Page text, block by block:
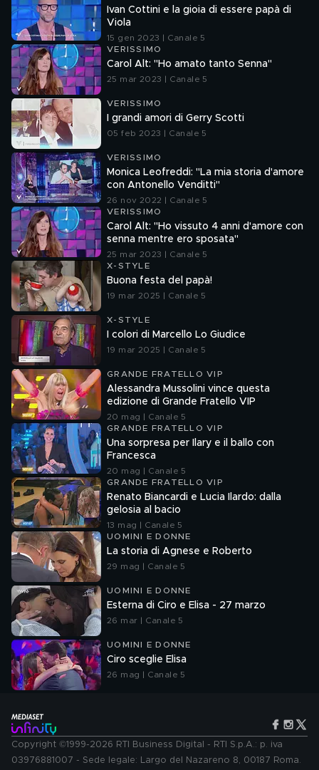
Ivan Cottini e la gioia di essere papà di
Viola
15 gen 2023 | Canale 5
VERISSIMO
Carol Alt: "Ho amato tanto Senna"
25 mar 2023 | Canale 5
VERISSIMO
I grandi amori di Gerry Scotti
05 feb 2023 | Canale 5
VERISSIMO
Monica Leofreddi: "La mia storia d'amore
con Antonello Venditti"
26 nov 2022 | Canale 5
VERISSIMO
Carol Alt: "Ho vissuto 4 anni d'amore con
senna mentre ero sposata"
25 mar 2023 | Canale 5
X-STYLE
Buona festa del papà!
19 mar 2025 | Canale 5
X-STYLE
I colori di Marcello Lo Giudice
19 mar 2025 | Canale 5
GRANDE FRATELLO VIP
Alessandra Mussolini vince questa
edizione di Grande Fratello VIP
20 mag | Canale 5
GRANDE FRATELLO VIP
Una sorpresa per Ilary e il ballo con
Francesca
20 mag | Canale 5
GRANDE FRATELLO VIP
Renato Biancardi e Lucia Ilardo: dalla
gelosia al bacio
13 mag | Canale 5
UOMINI E DONNE
La storia di Agnese e Roberto
29 mag | Canale 5
UOMINI E DONNE
Esterna di Ciro e Elisa - 27 marzo
26 mar | Canale 5
UOMINI E DONNE
Ciro sceglie Elisa
26 mag | Canale 5
Copyright ©1999-2026 RTI Business Digital - RTI S.p.A.: p. iva
03976881007 - Sede legale: Largo del Nazareno 8, 00187 Roma.